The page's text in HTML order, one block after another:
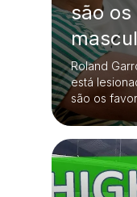
são
Roland
está
são os